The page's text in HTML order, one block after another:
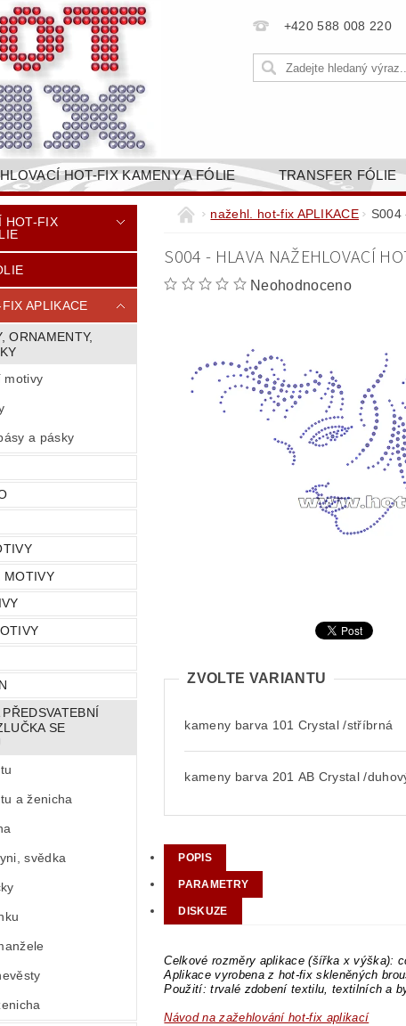
+420 588 008 220
HOT-FIX KAMENY A FÓLIE TRANSFER FÓLIE
ŘETĚZY / ŠTASOVÉ BORTY BAREVNICE
VYŠÍVÁNÍ - VYSIVACI.CZ
(NÁKLADŮ EXPEDICE) PLATNÝ OD 14. 1.2025
HOT-FIX
APLIKACE
ORNAMENTY,
motivy
a pásky
MOTIVY
SE
a ženicha
svědka
nažehl. hot-fix APLIKACE
S004 - HLAVA NAŽEHLOVACÍ
Neohodnoceno
ZVOLTE VARIANTU
kameny barva 101 Crystal /stříbrná
kameny barva 201 AB Crystal /
POPIS
PARAMETRY
DISKUZE
Celkové rozměry aplikace (šířka x výška):
Aplikace vyrobena z hot-fix skleněných
Použití: trvalé zdobení textilu, textilních a
Návod na zažehlování hot-fix aplikací